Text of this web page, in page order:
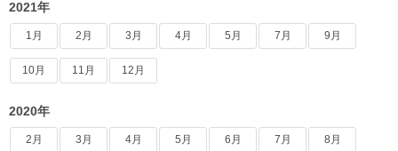
2021年
1月 2月 3月 4月 5月 7月 9月
10月 11月 12月
2020年
2月 3月 4月 5月 6月 7月 8月